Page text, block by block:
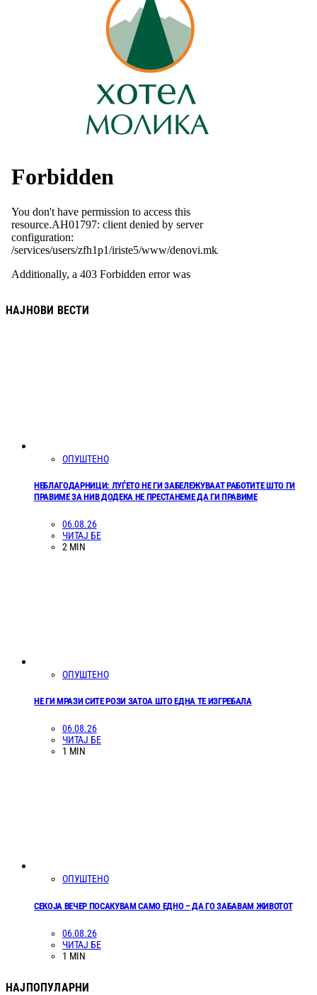
НАЈНОВИ ВЕСТИ
ОПУШТЕНО
НЕБЛАГОДАРНИЦИ: ЛУЃЕТО НЕ ГИ ЗАБЕЛЕЖУВААТ РАБОТИТЕ ШТО ГИ
ПРАВИМЕ ЗА НИВ ДОДЕКА НЕ ПРЕСТАНЕМЕ ДА ГИ ПРАВИМЕ
06.08.26
ЧИТАЈ БЕ
2 MIN
ОПУШТЕНО
НЕ ГИ МРАЗИ СИТЕ РОЗИ ЗАТОА ШТО ЕДНА ТЕ ИЗГРЕБАЛА
06.08.26
ЧИТАЈ БЕ
1 MIN
ОПУШТЕНО
СЕКОЈА ВЕЧЕР ПОСАКУВАМ САМО ЕДНО – ДА ГО ЗАБАВАМ ЖИВОТОТ
06.08.26
ЧИТАЈ БЕ
1 MIN
НАЈПОПУЛАРНИ